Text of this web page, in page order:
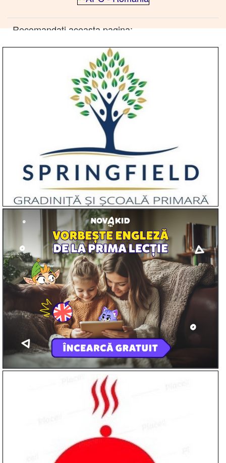
Recomandati aceasta pagina: